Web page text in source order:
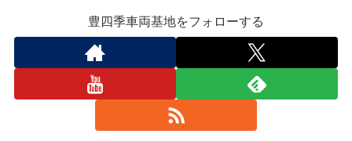
豊四季車両基地をフォローする